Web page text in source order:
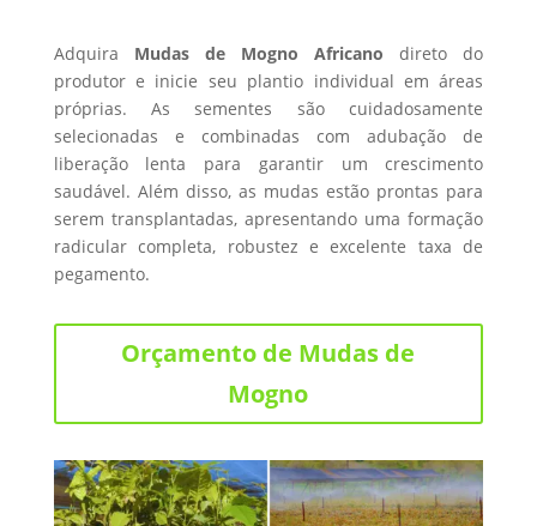
Adquira Mudas de Mogno Africano direto do
produtor e inicie seu plantio individual em áreas
próprias. As sementes são cuidadosamente
selecionadas e combinadas com adubação de
liberação lenta para garantir um crescimento
saudável. Além disso, as mudas estão prontas para
serem transplantadas, apresentando uma formação
radicular completa, robustez e excelente taxa de
pegamento.
Orçamento de Mudas de
Mogno